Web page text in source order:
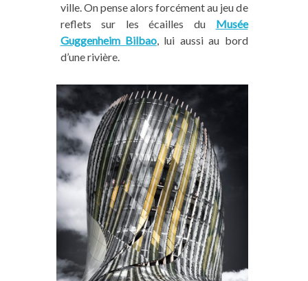
ville. On pense alors forcément au jeu de
reflets sur les écailles du Musée
Guggenheim Bilbao, lui aussi au bord
d’une rivière.